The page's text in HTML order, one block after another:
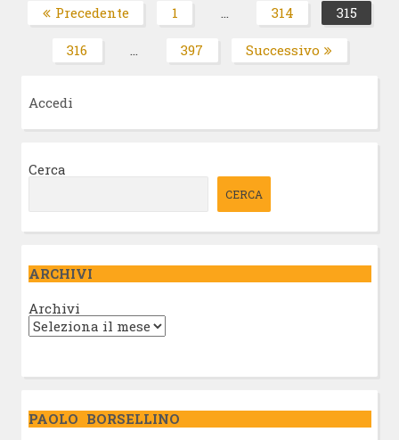
Paginazione
degli
articoli
Precedente Pagina
1 … Pagina
314 315
Pagina
316 … Pagina
397 Successivo
Accedi
Cerca
CERCA
ARCHIVI
Archivi
PAOLO BORSELLINO